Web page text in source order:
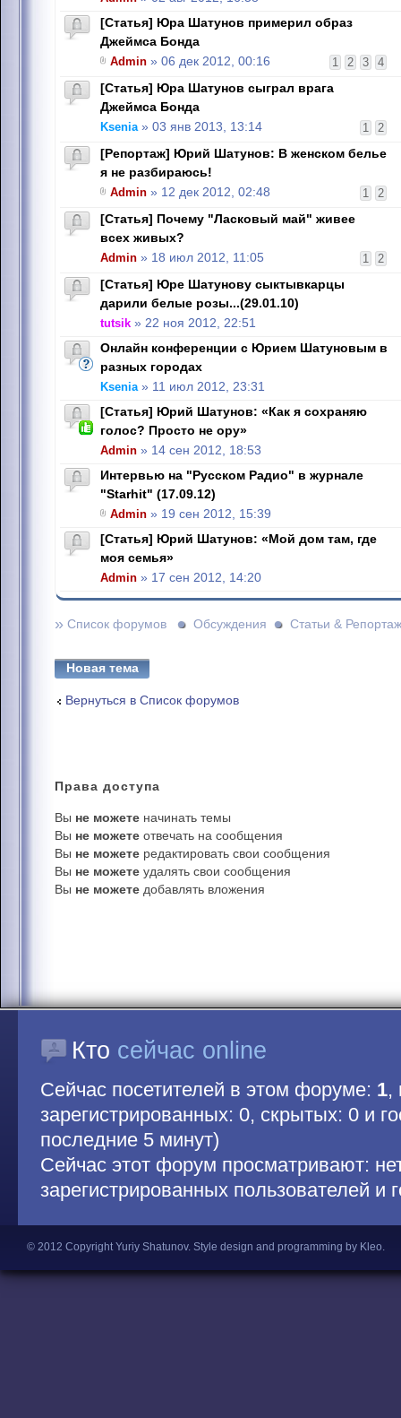
[Статья] Юра Шатунов примерил образ
Джеймса Бонда
1 2 3 4
Admin » 06 дек 2012, 00:16
[Статья] Юра Шатунов сыграл врага
Джеймса Бонда
1 2
Ksenia» 03 янв 2013, 13:14
[Репортаж] Юрий Шатунов: В женском белье
я не разбираюсь!
1 2
Admin » 12 дек 2012, 02:48
[Статья] Почему "Ласковый май" живее
всех живых?
1 2
Admin » 18 июл 2012, 11:05
[Статья] Юре Шатунову сыктывкарцы
дарили белые розы...(29.01.10)
tutsik » 22 ноя 2012, 22:51
Онлайн конференции с Юрием Шатуновым в
разных городах
Ksenia» 11 июл 2012, 23:31
[Статья] Юрий Шатунов: «Как я сохраняю
голос? Просто не ору»
Admin » 14 сен 2012, 18:53
Интервью на "Русском Радио" в журнале
"Starhit" (17.09.12)
Admin » 19 сен 2012, 15:39
[Статья] Юрий Шатунов: «Мой дом там, где
моя семья»
Admin » 17 сен 2012, 14:20
» Список форумов Обсуждения Статьи &
Новая тема
Вернуться в Список форумов
Права доступа
Вы не можете начинать темы
Вы не можете отвечать на сообщения
Вы не можете редактировать свои сообщения
Вы не можете удалять свои сообщения
Вы не можете добавлять вложения
Кто сейчас online
Сейчас посетителей в этом форуме: 1,
зарегистрированных: 0, скрытых: 0 и
последние 5 минут)
Сейчас этот форум просматривают:
зарегистрированных пользователей и
© 2012 Copyright Yuriy Shatunov. Style design and programming by Kleo.